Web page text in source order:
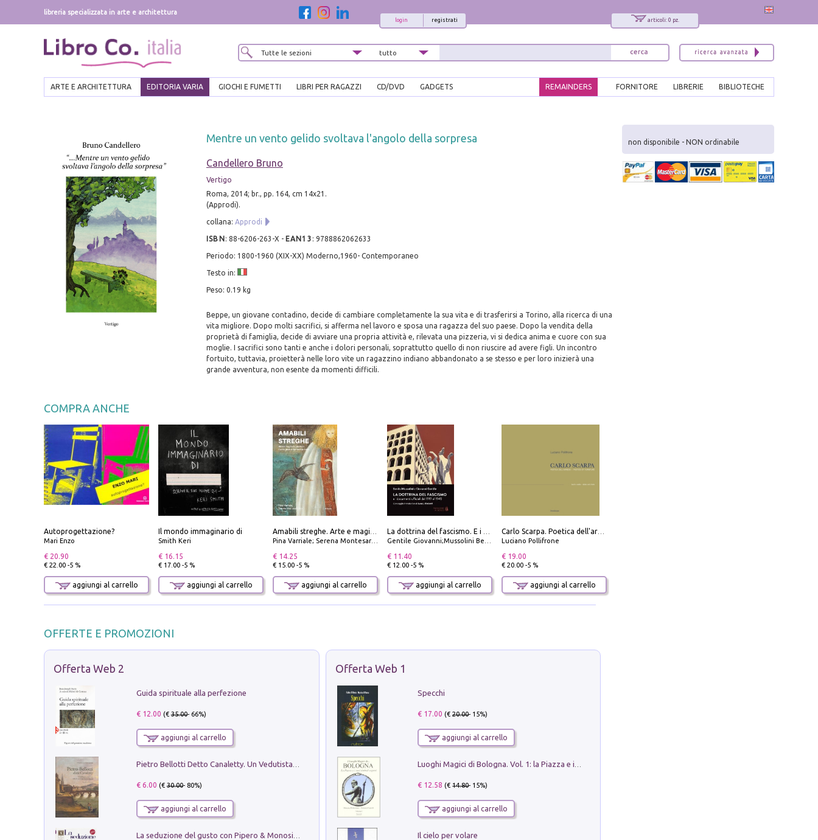
libreria specializzata in arte e architettura
articoli: 0 pz.
registrati
login
ARTE E ARCHITETTURA EDITORIA VARIA GIOCHI E FUMETTI LIBRI PER RAGAZZI CD/DVD GADGETS BIBLIOTECHE
LIBRERIE
FORNITORE
REMAINDERS
Mentre un vento gelido svoltava l'angolo della sorpresa
Candellero Bruno
Vertigo
Roma, 2014; br., pp. 164, cm 14x21.
(Approdi).
collana: Approdi
ISBN : 88-6206-263-X - EAN13 : 9788862062633
Periodo: 1800-1960 (XIX-XX) Moderno,1960- Contemporaneo
Testo in:
Peso: 0.19 kg
Beppe, un giovane contadino, decide di cambiare completamente la sua vita e di trasferirsi a Torino, alla ricerca di una
vita migliore. Dopo molti sacrifici, si afferma nel lavoro e sposa una ragazza del suo paese. Dopo la vendita della
proprietà di famiglia, decide di avviare una propria attività e, rilevata una pizzeria, vi si dedica anima e cuore con sua
moglie. I sacrifici sono tanti e anche i dolori personali, soprattutto quello di non riuscire ad avere figli. Un incontro
fortuito, tuttavia, proietterà nelle loro vite un ragazzino indiano abbandonato a se stesso e per loro inizierà una
grande avventura, non esente da momenti difficili.
COMPRA ANCHE
Autoprogettazione?
Mari Enzo
€ 20.90
€ 22.00 -5 %
aggiungi al carrello
Il mondo immaginario di
Smith Keri
€ 16.15
€ 17.00 -5 %
aggiungi al carrello
Pina Varriale; Serena Montesarchio
€ 14.25
€ 15.00 -5 %
aggiungi al carrello
Gentile Giovanni;Mussolini Benito
€ 11.40
€ 12.00 -5 %
aggiungi al carrello
Luciano Pollifrone
€ 19.00
€ 20.00 -5 %
aggiungi al carrello
OFFERTE E PROMOZIONI
Offerta Web 2
Guida spirituale alla perfezione
€ 12.00 (€35.00- 66%)
aggiungi al carrello
€ 6.00 (€30.00- 80%)
aggiungi al carrello
Offerta Web 1
Specchi
€ 17.00 (€20.00- 15%)
aggiungi al carrello
€ 12.58 (€14.80- 15%)
aggiungi al carrello
Il cielo per volare
non disponibile - NON ordinabile
x
Interessato ai nostri libri?
Allora iscriviti alla nostra newsletter!
Sarai informato delle nostre novità, potrai
comunque cancellarti quando desideri.